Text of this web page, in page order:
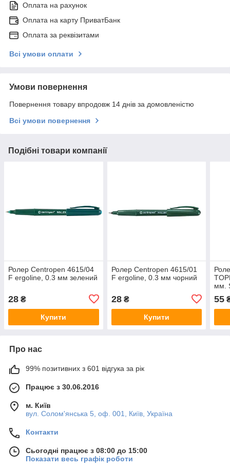
Оплата на рахунок
Оплата на карту ПриватБанк
Оплата за реквізитами
Всі умови оплати
Умови повернення
Повернення товару впродовж 14 днів за домовленістю
Всі умови повернення
Подібні товари компанії
Ролер Centropen 4615/04
F ergoline, 0.3 мм зелений
28 ₴
Купити
Ролер Centropen 4615/01
F ergoline, 0.3 мм чорний
28₴
Купити
мм.
55
Про нас
99% позитивних з 601 відгука за рік
Працює з 30.06.2016
м. Київ
вул. Солом'янська 5, оф. 001, Київ, Україна
Контакти
Сьогодні працює з 08:00 до 15:00
Показати весь графік роботи